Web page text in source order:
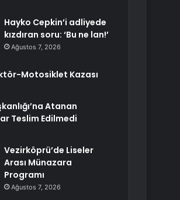
Hayko Cepkin’i adliyede
kızdıran soru: ‘Bu ne lan!’
Ağustos 7, 2026
Motosiklet Kazası
Atanan
Teslim Edilmedi
Vezirköprü’de Liseler
Arası Münazara
Programı
Ağustos 7, 2026